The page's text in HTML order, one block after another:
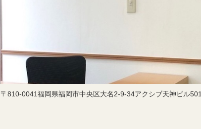
〒810-0041福岡県福岡市中央区大名2-9-34アクシブ天神ビル501